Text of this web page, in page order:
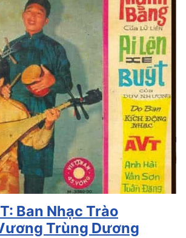
Ban Nhạc Trào
Trùng Dương